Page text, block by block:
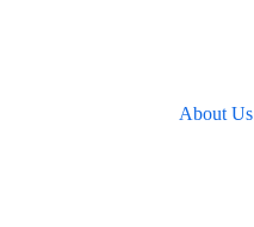
About Us